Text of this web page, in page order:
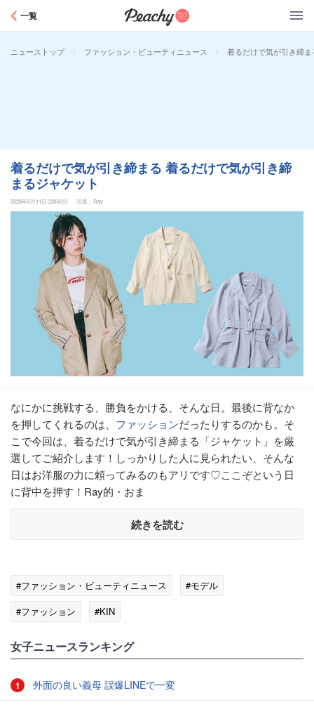
一覧
ニューストップ > ファッション・ビューティニュース > 着るだけで気が引き締
着るだけで気が引き締まる 着るだけで気が引き締
まるジャケット
2026年5月11日 22時0分 写真：Ray
なにかに挑戦する、勝負をかける、そんな日。最後に背なか
を押してくれるのは、 ファッションだったりするのかも。そ
こで今回は、着るだけで気が引き締まる「ジャケット」を厳
選してご紹介します！しっかりした人に見られたい、そんな
日はお洋服の力に頼ってみるのもアリです♡ここぞという日
に背中を押す！Ray的・おま
続きを読む
#ファッション・ビューティニュース
#モデル
#ファッション
#KIN
女子ニュースランキング
1 外面の良い義母 誤爆LINEで一変